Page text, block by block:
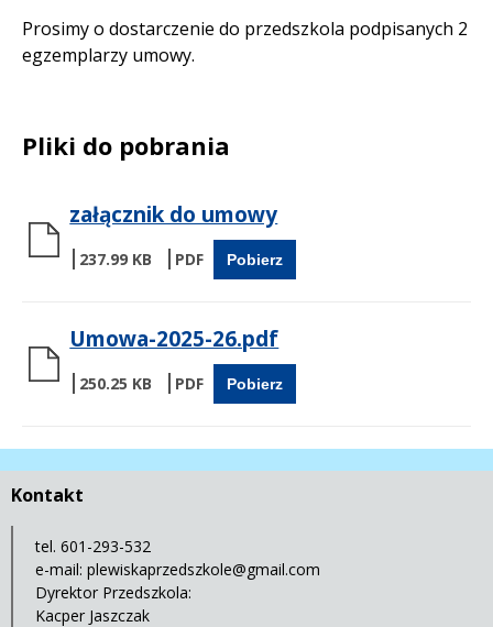
Treść
Prosimy o dostarczenie do przedszkola podpisanych 2
egzemplarzy umowy.
Pliki do pobrania
załącznik do umowy
237.99 KB Pobierz
Umowa-2025-26.pdf
250.25 KB Pobierz
Kontakt
tel. 601-293-532
e-mail: plewiskaprzedszkole@gmail.com
Dyrektor Przedszkola:
Kacper Jaszczak